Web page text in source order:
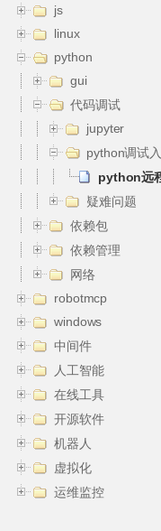
js
linux
python
gui
代码调试
jupyter
python调试
python远
疑难问题
依赖包
依赖管理
网络
robotmcp
windows
中间件
人工智能
在线工具
开源软件
机器人
虚拟化
运维监控